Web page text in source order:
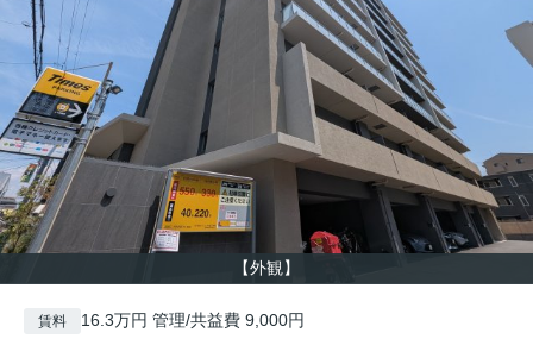
【外観】
賃料 16.3万円 管理/共益費 9,000円